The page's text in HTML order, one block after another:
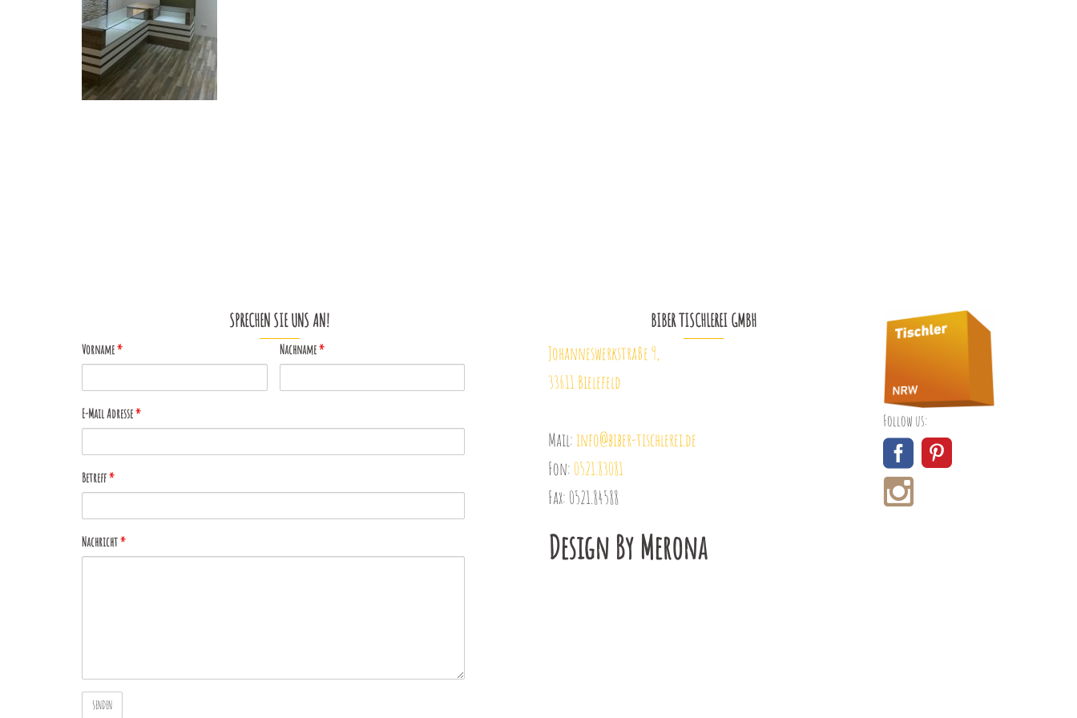
SPRECHEN SIE UNS AN!
Vorname* Nachname*
E-Mail Adresse*
Betreff*
Nachricht*
BIBER TISCHLEREI GMBH
Johanneswerkstraße 9,
33611 Bielefeld
Mail:info@biber-tischlerei.de
Fon: 0521.83081
Fax: 0521.84588
Design By Merona
Follow us: